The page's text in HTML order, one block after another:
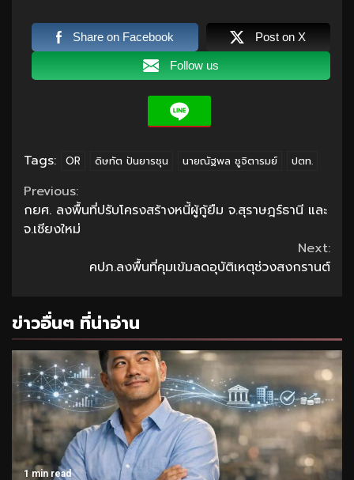
Share on Facebook Post on X
Follow us
Tags: OR ดิษทัต ปันยารชุน นายณัฐพล ชูจิตารมย์ ปตท.
Continue
Reading
Previous:
กยศ. ลงพื้นที่ปรับโครงสร้างหนี้ผู้กู้ยืม จ.สุราษฎร์ธานี และ
จ.เชียงใหม่
Next:
คปภ.ลงพื้นที่คุมเข้มลดอุบัติเหตุช่วงสงกรานต์
ข่าวอื่นๆ ที่น่าอ่าน
1 min read